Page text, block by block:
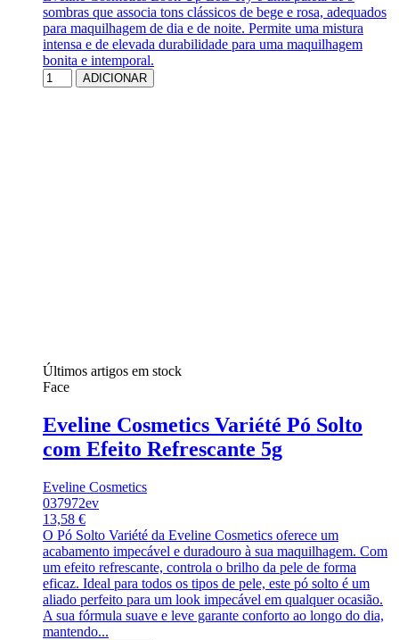
sombras que associa tons clássicos de bege e rosa, adequados
para maquilhagem de dia e de noite. Permite uma mistura
intensa e de elevada durabilidade para uma maquilhagem
bonita e intemporal.
ADICIONAR
Últimos artigos em stock
Face
Eveline Cosmetics Variété Pó Solto
com Efeito Refrescante 5g
Eveline Cosmetics
037972ev
13,58 €
O Pó Solto Variété da Eveline Cosmetics oferece um
acabamento impecável e duradouro à sua maquilhagem. Com
um efeito refrescante, controla o brilho da pele de forma
eficaz. Ideal para todos os tipos de pele, este pó solto é um
aliado perfeito para um look impecável em qualquer ocasião.
A sua fórmula suave e leve garante conforto ao longo do dia,
mantendo...